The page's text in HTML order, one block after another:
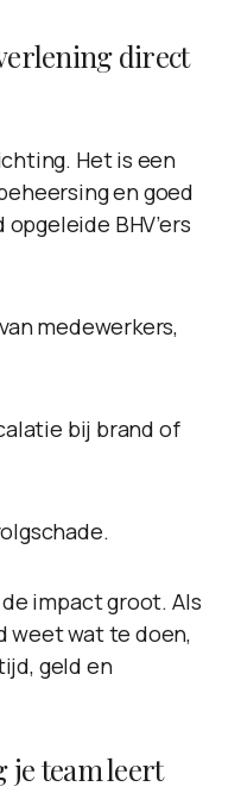
direct
Het is een
en goed
BHV’ers
medewerkers,
bij brand of
impact groot. Als
weet wat te doen,
geld en
je team leert